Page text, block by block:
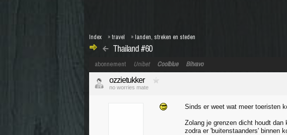
Thailand #60
Index »travel » landen, streken en steden
abonnement Unibet Coolblue Bitvavo
ozzietukker
no worries mate
Sinds er weet wat meer toeristen
Zolang je grenzen dicht houdt
zodra er 'buitenstaanders' binnen